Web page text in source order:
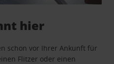
hier
schon vor Ihrer Ankunft für
Flitzer oder einen